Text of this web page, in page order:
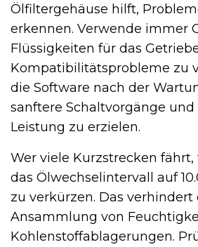
Ölfiltergehäuse hilft,
erkennen. Verwende immer
Flüssigkeiten für das
Kompatibilitätsprobleme zu
die Software nach der
sanftere Schaltvorgänge und
Leistung zu erzielen.
Wer viele Kurzstrecken
das Ölwechselintervall auf
zu verkürzen. Das verhindert
Ansammlung von
Kohlenstoffablagerungen.